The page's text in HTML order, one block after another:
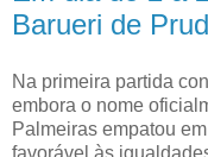
Barueri de
Na primeira partida
embora o nome
Palmeiras empatou
favorável às